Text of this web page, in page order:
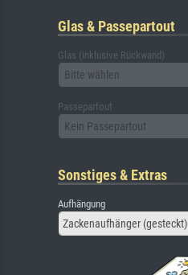
Glas & Passepartout
Glas (inklusive Rückwand)
Bitte wählen
Passepartout
Kein Passepartout
Sonstiges & Extras
Aufhängung
Zackenaufhänger (gesteckt)